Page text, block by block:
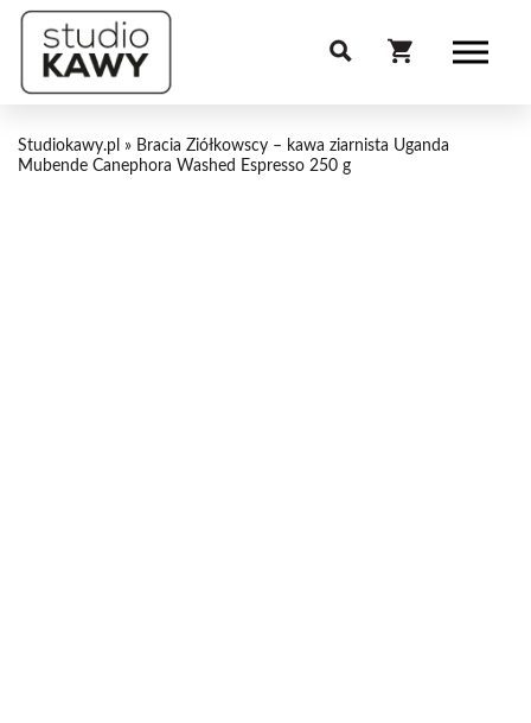
Studiokawy.pl » Bracia Ziółkowscy – kawa ziarnista Uganda
Mubende Canephora Washed Espresso 250 g